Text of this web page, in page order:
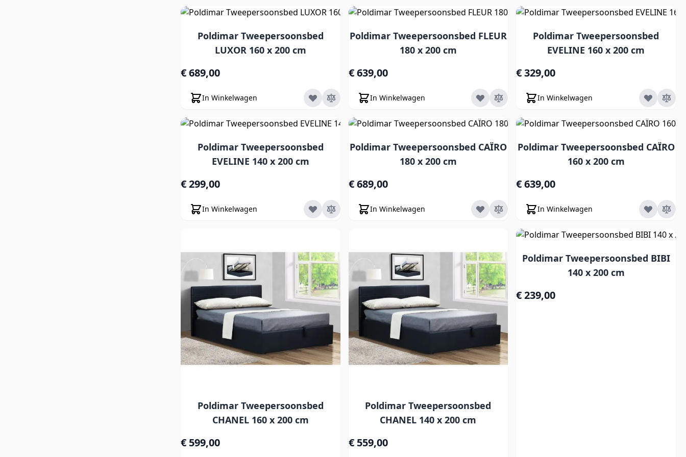
Poldimar Tweepersoonsbed
LUXOR 160 x 200 cm
€ 689,00
In Winkelwagen
Poldimar Tweepersoonsbed FLEUR
180 x 200 cm
€ 639,00
In Winkelwagen
Poldimar Tweepersoonsbed
EVELINE 160 x 200 cm
€ 329,00
In Winkelwagen
Poldimar Tweepersoonsbed
EVELINE 140 x 200 cm
€ 299,00
In Winkelwagen
Poldimar Tweepersoonsbed CAÏRO
180 x 200 cm
€ 689,00
In Winkelwagen
Poldimar Tweepersoonsbed CAÏRO
160 x 200 cm
€ 639,00
In Winkelwagen
Poldimar Tweepersoonsbed
CHANEL 160 x 200 cm
€ 599,00
Poldimar Tweepersoonsbed
CHANEL 140 x 200 cm
€ 559,00
Poldimar Tweepersoonsbed BIBI
140 x 200 cm
€ 239,00